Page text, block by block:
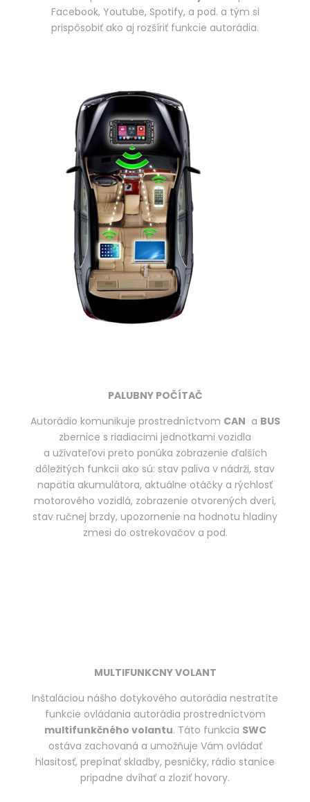
Facebook, Youtube, Spotify, a pod. a tým si
prispôsobiť ako aj rozšíriť funkcie autorádia.
PALUBNY POČÍTAČ
Autorádio komunikuje prostredníctvom CAN a BUS
zbernice s riadiacimi jednotkami vozidla
a užívateľovi preto ponúka zobrazenie ďalších
dôležitých funkcii ako sú: stav paliva v nádrži, stav
napätia akumulátora, aktuálne otáčky a rýchlosť
motorového vozidlá, zobrazenie otvorených dverí,
stav ručnej brzdy, upozornenie na hodnotu hladiny
zmesi do ostrekovačov a pod.
MULTIFUNKCNY VOLANT
Inštaláciou nášho dotykového autorádia nestratíte
funkcie ovládania autorádia prostredníctvom
multifunkčného volantu. Táto funkcia SWC
ostáva zachovaná a umožňuje Vám ovládať
hlasitosť, prepínať skladby, pesničky, rádio stanice
pripadne dvíhať a zloziť hovory.